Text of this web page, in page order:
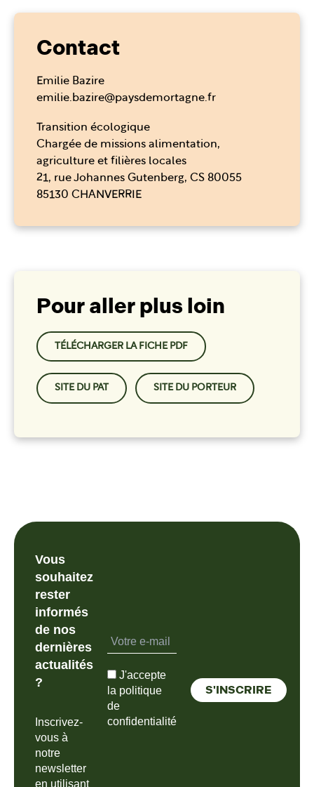
Contact
Emilie Bazire
emilie.bazire@paysdemortagne.fr
Transition écologique
Chargée de missions alimentation,
agriculture et filières locales
21, rue Johannes Gutenberg, CS 80055
85130 CHANVERRIE
Pour aller plus loin
TÉLÉCHARGER LA FICHE PDF
SITE DU PAT SITE DU PORTEUR
Vous
souhaitez
rester
informés
de nos
dernières
actualités
?
Inscrivez-
vous à
notre
newsletter
en utilisant
J'accepte
la politique
de
confidentialité